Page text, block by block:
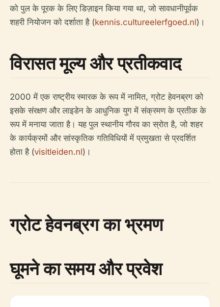
को पुल के पूरक के लिए डिज़ाइन किया गया था, जो सावधानीपूर्वक
शहरी नियोजन को दर्शाता है (kennis.cultureelerfgoed.nl)।
विरासत मूल्य और प्रतीकवाद
2000 में एक राष्ट्रीय स्मारक के रूप में नामित, ग्रोट हेवनब्रग को
इसके संरक्षण और लाइडेन के आधुनिक युग में संक्रमण के प्रतीक के
रूप में मनाया जाता है। यह पुल स्थानीय गौरव का स्रोत है, जो शहर
के कार्यक्रमों और सांस्कृतिक गतिविधियों में प्रमुखता से प्रदर्शित
होता है (visitleiden.nl)।
ग्रोट हेवनब्रग का भ्रमण
घूमने का समय और प्रवेश